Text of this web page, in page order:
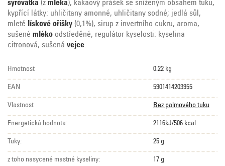
syrovátka (z mléka), kakaový prášek se sníženým obsahem tuku,
kypřící látky: uhličitany amonné, uhličitany sodné; jedlá sůl,
mleté
lískové oříšky (0,1%), sirup z invertního cukru, aroma,
sušené mléko odstředěné, regulátor kyselosti: kyselina
citronová, sušená vejce.
Hmotnost 0.22 kg
EAN 5901414203955
Vlastnost Bez palmového tuku
Energetická hodnota: 2116kJ/506 kcal
Tuky: 25 g
z toho nasycené mastné kyseliny: 17 g